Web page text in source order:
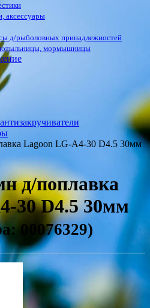
аксессуары
д/рыболовных принадлежностей
мормышницы
Lagoon LG-A4-30 D4.5 30мм
д/поплавка
30 D4.5 30мм
00076329)